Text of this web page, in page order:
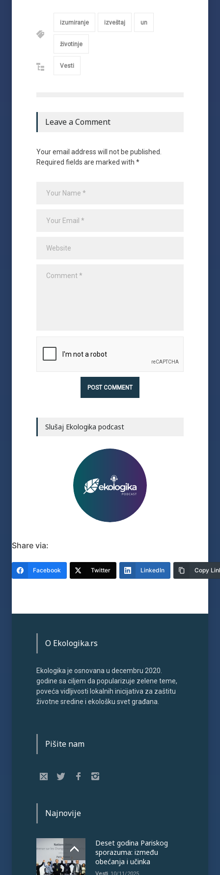
izumiranje izveštaj un
životinje
Vesti
Leave a Comment
Your email address will not be published.
Required fields are marked with *
Slušaj Ekologika podcast
Share via:
Facebook Twitter LinkedIn Copy
O Ekologika.rs
Ekologika je osnovana u decembru 2020.
godine sa ciljem da popularizuje zelene teme,
poveća vidljivosti lokalnih inicijativa za zaštitu
životne sredine i ekološku svet građana.
Pišite nam
Najnovije
Deset godina Pariskog
sporazuma: između
obećanja i učinka
Vesti 10/11/2025